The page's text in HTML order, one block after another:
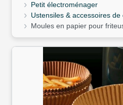
Petit électroménager
Ustensiles & accessoires de
Moules en papier pour